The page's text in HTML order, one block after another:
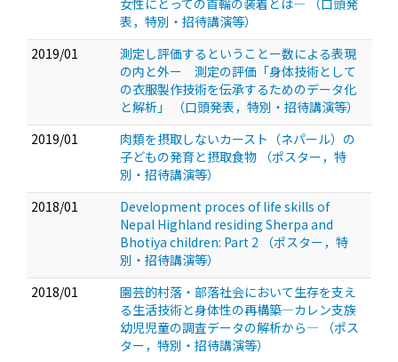
女性にとっての首輪の装着とは—
（口頭発
表，特別・招待講演等）
2019/01
測定し評価するということー数による表現
の内と外ー 測定の評価「身体技術として
の衣服製作技術を伝承するためのデータ化
と解析」
（口頭発表，特別・招待講演等）
2019/01
肉類を摂取しないカースト（ネパール）の
子どもの発育と摂取食物
（ポスター，特
別・招待講演等）
2018/01
Development proces of life skills of
Nepal Highland residing Sherpa and
Bhotiya children: Part 2
（ポスター，特
別・招待講演等）
2018/01
園芸的村落・部落社会において生存を支え
る生活技術と身体性の再構築—カレン支族
幼児児童の調査データの解析から—
（ポス
ター，特別・招待講演等）